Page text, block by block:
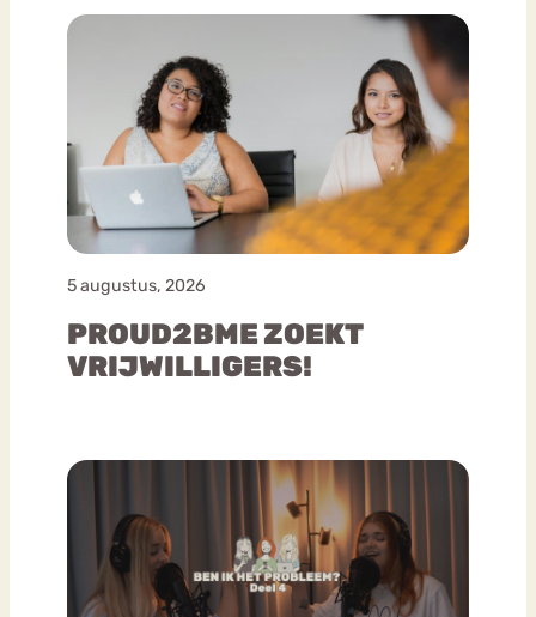
5 augustus, 2026
PROUD2BME ZOEKT
VRIJWILLIGERS!